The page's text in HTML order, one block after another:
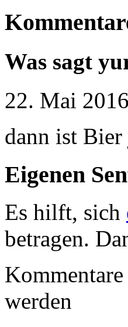
Was sagt
22. Mai
dann ist
Eigenen
Es hilft, sich
betragen.
werden